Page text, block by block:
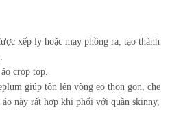
xếp ly hoặc may phồng ra, tạo thành
crop top.
giúp tôn lên vòng eo thon gọn, che
này rất hợp khi phối với quần skinny,